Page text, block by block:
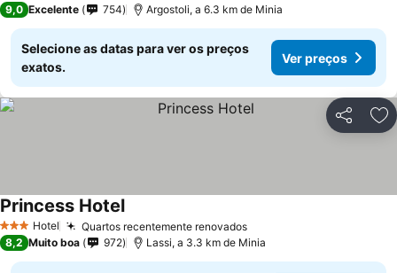
9,0 Excelente 754 Argostoli, a 6.3 km de Minia
Selecione as datas para ver os preços
exatos.
Ver preços
Partilhar
3 EstrelasHotel Quartos recentemente renovadosVer preços
Princess HotelVer preços
8,2 Muito boa 972 Lassi, a 3.3 km de Minia